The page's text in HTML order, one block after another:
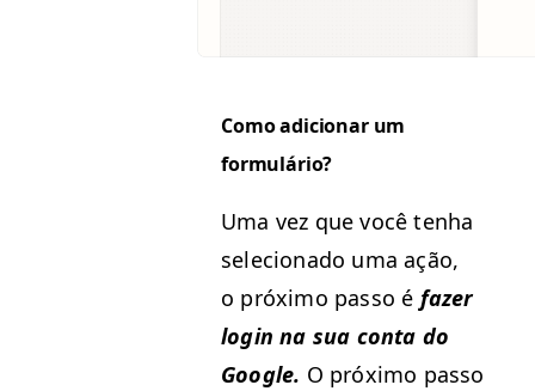
Como adi­cionar um
formulário?
Uma vez que você ten­ha
sele­ciona­do uma ação,
o próx­i­mo pas­so é faz­er
login na sua con­ta do
Google. O próx­i­mo pas­so